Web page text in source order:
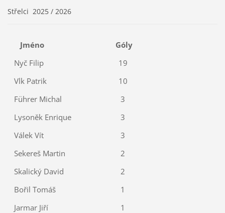
Střelci 2025 / 2026
Jméno
Góly
Nyč Filip
19
Vlk Patrik
10
Führer Michal
3
Lysoněk Enrique
3
Válek Vít
3
Sekereš Martin
2
Skalický David
2
Bořil Tomáš
1
Jarmar Jiří
1